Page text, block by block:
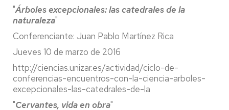
"Árboles excepcionales: las catedrales de la
naturaleza"
Conferenciante: Juan Pablo Martínez Rica
Jueves 10 de marzo de 2016
http://ciencias.unizar.es/actividad/ciclo-de-
conferencias-encuentros-con-la-ciencia-arboles-
excepcionales-las-catedrales-de-la
"Cervantes, vida en obra"